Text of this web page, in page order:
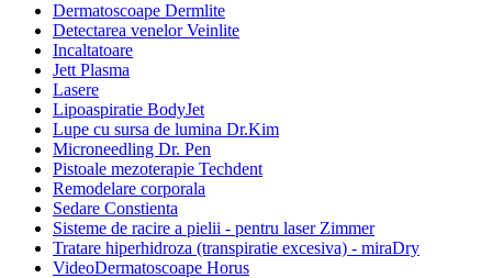
Dermatoscoape Dermlite
Detectarea venelor Veinlite
Incaltatoare
Jett Plasma
Lasere
Lipoaspiratie BodyJet
Lupe cu sursa de lumina Dr.Kim
Microneedling Dr. Pen
Pistoale mezoterapie Techdent
Remodelare corporala
Sedare Constienta
Sisteme de racire a pielii - pentru laser Zimmer
Tratare hiperhidroza (transpiratie excesiva) - miraDry
VideoDermatoscoape Horus